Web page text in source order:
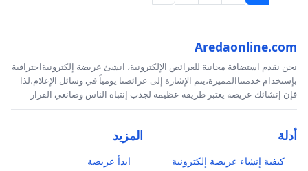
Aredaonline.com
نحن نقدم استضافة مجانية للعرائض الإلكترونية، انشئ عريضة إلكترونيةاحترافية
بإستخدام خدمتناالمميزة،يتم الإشارة إلى عرائضنا يومياً في وسائل الإعلام،لذا
فإن إنشائك عريضة يعتبر طريقة عظيمة لجذب إنتباه الناس وصانعي القرار
أدلة
كيفية إنشاء عريضة إلكترونية
المزيد
ابدأ عريضة